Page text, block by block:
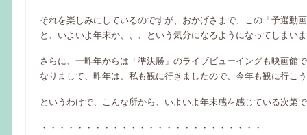
それを楽しみにしているのですが、おかげさまで、この「予選動
と、いよいよ年末か、、、という気分になるようになってしまい
さらに、一昨年からは「準決勝」のライブビューイングも映画館
なりまして、昨年は、私も観に行きましたので、今年も観に行こ
というわけで、こんな所から、いよいよ年末感を感じている次第
・・・・・・・・・・・・・・・・・・・・・・・・・